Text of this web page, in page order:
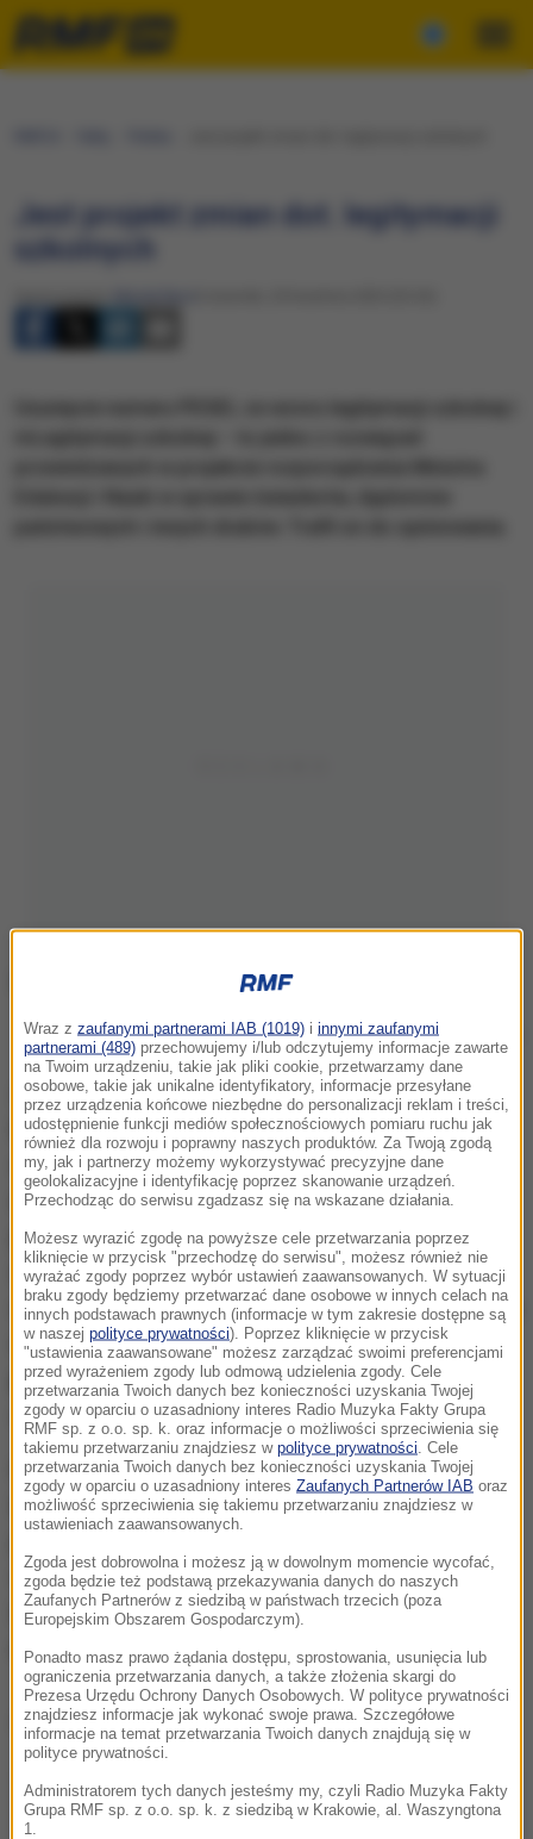
Jest projekt zmian dot. legitymacji
szkolnych
Zdj. ilustracyjne
Zgodnie z projektem, mLegitymacja szkolna nie
będzie już, tak jak dotychczas, wydawana na
wniosek pełnoletniego ucznia lub rodziców
niepełnoletniego ucznia. Ma być ona wydawana
pełnoletniemu uczniowi, a uczniowi
niepełnoletniemu - jeżeli rodzice tego ucznia nie
wyrazili sprzeciwu. Zmiana ta - jak uzasadniono - ma
na celuułatwienie uczniom uzyskania mobilnej
postaci legitymacji szkolnej, obsługiwanej przy
użyciu aplikacji mObywatel.
Projekt przewiduje również m.in. usunięcie ze wzoru
legitymacji szkolnej i mLegitymacji szkolnej pola
wskazał w uzasadnieniu, że według Urzędu Ochrony
Danych Osobowych,numer PESEL nie jest
niezbędny na legitymacji szkolnej.
Dalsza część artykułu pod materiałem video:
Wraz z zaufanymi partnerami IAB (1019) i innymi zaufanymi
partnerami (489) przechowujemy i/lub odczytujemy informacje zawarte
na Twoim urządzeniu, takie jak pliki cookie, przetwarzamy dane
osobowe, takie jak unikalne identyfikatory, informacje przesyłane
przez urządzenia końcowe niezbędne do personalizacji reklam i treści,
udostępnienie funkcji mediów społecznościowych pomiaru ruchu jak
również dla rozwoju i poprawny naszych produktów. Za Twoją zgodą
my, jak i partnerzy możemy wykorzystywać precyzyjne dane
geolokalizacyjne i identyfikację poprzez skanowanie urządzeń.
Przechodząc do serwisu zgadzasz się na wskazane działania.
Możesz wyrazić zgodę na powyższe cele przetwarzania poprzez
kliknięcie w przycisk "przechodzę do serwisu", możesz również nie
wyrażać zgody poprzez wybór ustawień zaawansowanych. W sytuacji
braku zgody będziemy przetwarzać dane osobowe w innych celach na
innych podstawach prawnych (informacje w tym zakresie dostępne są
w naszej polityce prywatności). Poprzez kliknięcie w przycisk
"ustawienia zaawansowane" możesz zarządzać swoimi preferencjami
przed wyrażeniem zgody lub odmową udzielenia zgody. Cele
przetwarzania Twoich danych bez konieczności uzyskania Twojej
zgody w oparciu o uzasadniony interes Radio Muzyka Fakty Grupa
RMF sp. z o.o. sp. k. oraz informacje o możliwości sprzeciwienia się
takiemu przetwarzaniu znajdziesz w polityce prywatności . Cele
przetwarzania Twoich danych bez konieczności uzyskania Twojej
zgody w oparciu o uzasadniony interes Zaufanych Partnerów IAB oraz
możliwość sprzeciwienia się takiemu przetwarzaniu znajdziesz w
ustawieniach zaawansowanych.
Zgoda jest dobrowolna i możesz ją w dowolnym momencie wycofać,
zgoda będzie też podstawą przekazywania danych do naszych
Zaufanych Partnerów z siedzibą w państwach trzecich (poza
Europejskim Obszarem Gospodarczym).
Ponadto masz prawo żądania dostępu, sprostowania, usunięcia lub
ograniczenia przetwarzania danych, a także złożenia skargi do
Prezesa Urzędu Ochrony Danych Osobowych. W polityce prywatności
znajdziesz informacje jak wykonać swoje prawa. Szczegółowe
informacje na temat przetwarzania Twoich danych znajdują się w
polityce prywatności.
Administratorem tych danych jesteśmy my, czyli Radio Muzyka Fakty
Grupa RMF sp. z o.o. sp. k. z siedzibą w Krakowie, al. Waszyngtona
1.